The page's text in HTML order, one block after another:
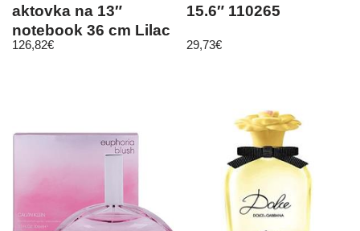
aktovka na 13″
notebook 36 cm Lilac
126,82€
15.6″ 110265
29,73€